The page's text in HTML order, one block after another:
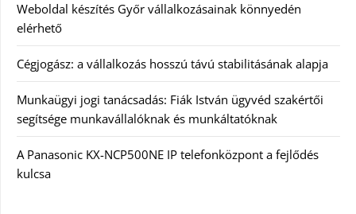
Weboldal készítés Győr vállalkozásainak könnyedén
elérhető
Cégjogász: a vállalkozás hosszú távú stabilitásának alapja
Munkaügyi jogi tanácsadás: Fiák István ügyvéd szakértői
segítsége munkavállalóknak és munkáltatóknak
A Panasonic KX-NCP500NE IP telefonközpont a fejlődés
kulcsa